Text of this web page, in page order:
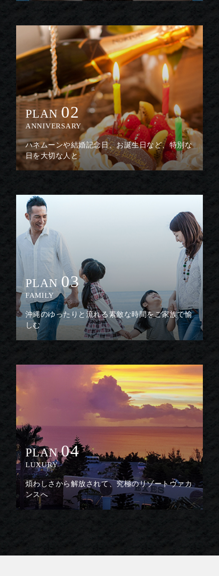
PLAN 02
ANNIVERSARY
ハネムーンや結婚記念日、お誕生日など、特別な
日を大切な人と
PLAN 03
FAMILY
沖縄のゆったりと流れる素敵な時間をご家族で愉
しむ
PLAN 04
LUXURY
煩わしさから解放されて、究極のリゾートヴァカ
ンスへ